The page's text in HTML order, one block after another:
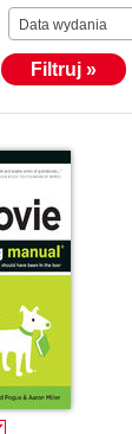
Data wydania
Filtruj »